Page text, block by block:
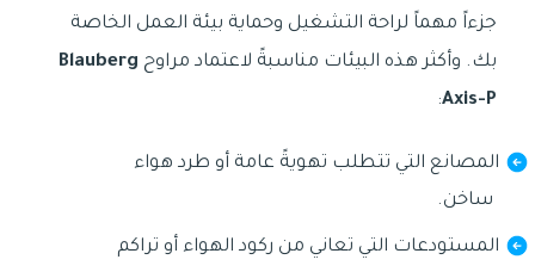
جزءاً مهماً لراحة التشغيل وحماية بيئة العمل الخاصة
بك. وأكثر هذه البيئات مناسبةً لاعتماد مراوح Blauberg
Axis-P
:
المصانع التي تتطلب تهويةً عامة أو طرد هواء
ساخن.
المستودعات التي تعاني من ركود الهواء أو تراكم